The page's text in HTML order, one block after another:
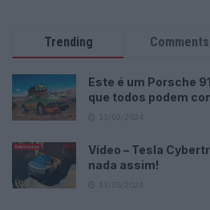
Trending Comments
Este é um Porsche
que todos podem
Vídeo – Tesla
nada assim!